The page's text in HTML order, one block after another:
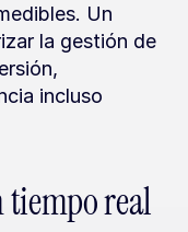
Un
la gestión de
incluso
real